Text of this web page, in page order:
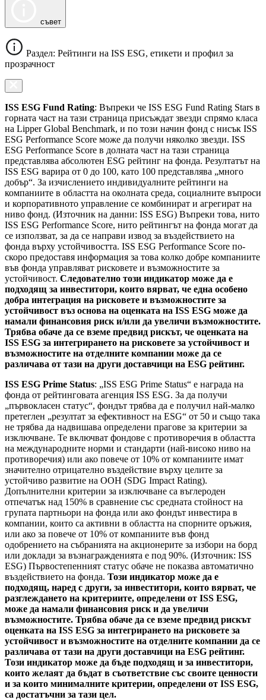
съвет
Раздел: Рейтинги на ISS ESG, етикети и профил за
прозрачност
ISS ESG Fund Rating: Въпреки че ISS ESG Fund Rating Stars в
горната част на тази страница присъждат звезди спрямо класа
на Lipper Global Benchmark, и по този начин фонд с нисък ISS
ESG Performance Score може да получи няколко звезди. ISS
ESG Performance Score в долната част на тази страница
представлява абсолютен ESG рейтинг на фонда. Резултатът на
ISS ESG варира от 0 до 100, като 100 представлява „много
добър“. За изчислението индивидуалните рейтинги на
компаниите в областта на околната среда, социалните въпроси
и корпоративното управление се комбинират и агрегират на
ниво фонд. (Източник на данни: ISS ESG) Въпреки това, нито
ISS ESG Performance Score, нито рейтингът на фонда могат да
се използват, за да се направи извод за въздействието на
фонда върху устойчивостта. ISS ESG Performance Score по-
скоро предоставя информация за това колко добре компаниите
във фонда управляват рисковете и възможностите за
устойчивост. Следователно този индикатор може да е
подходящ за инвеститори, които вярват, че една особено
добра интеграция на рисковете и възможностите за
устойчивост въз основа на оценката на ISS ESG може да
намали финансовия риск и/или да увеличи възможностите.
Трябва обаче да се вземе предвид рискът, че оценката на
ISS ESG за интегрирането на рисковете за устойчивост и
възможностите на отделните компании може да се
различава от тази на други доставчици на ESG рейтинг.
ISS ESG Prime Status: „ISS ESG Prime Status“ е награда на
фонда от рейтинговата агенция ISS ESG. За да получи
„първокласен статус“, фондът трябва да е получил най-малко
претеглен „резултат за ефективност на ESG“ от 50 и също така
не трябва да надвишава определени прагове за критерии за
изключване. Те включват фондове с противоречия в областта
на международните норми и стандарти (най-високо ниво на
противоречия) или ако повече от 10% от компаниите имат
значително отрицателно въздействие върху целите за
устойчиво развитие на ООН (SDG Impact Rating).
Допълнителни критерии за изключване са въглероден
отпечатък над 150% в сравнение със средната стойност на
групата партньори на фонда или ако фондът инвестира в
компании, които са активни в областта на спорните оръжия,
или ако за повече от 10% от компаниите във фонд
одобрението на събранията на акционерите за избори на борд
или доклади за възнагражденията е под 90%. (Източник: ISS
ESG) Първостепенният статус обаче не показва автоматично
въздействието на фонда. Този индикатор може да е
подходящ, наред с други, за инвеститори, които вярват, че
разглеждането на критериите, определени от ISS ESG,
може да намали финансовия риск и да увеличи
възможностите. Трябва обаче да се вземе предвид рискът
оценката на ISS ESG за интегрирането на рисковете за
устойчивост и възможностите на отделните компании да се
различава от тази на други доставчици на ESG рейтинг.
Този индикатор може да бъде подходящ и за инвеститори,
които желаят да бъдат в съответствие със своите ценности
и за които минималните критерии, определени от ISS ESG,
са достатъчни за тази цел.